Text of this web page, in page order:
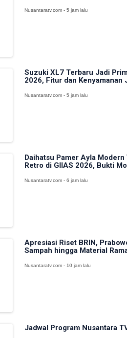
Nusantaratv.com - 5 jam lalu
Suzuki XL7 Terbaru Jadi
2026, Fitur dan Kenyamanan
Nusantaratv.com - 5 jam lalu
Daihatsu Pamer Ayla
Retro di GIIAS 2026, Bukti
Nusantaratv.com - 6 jam lalu
Apresiasi Riset BRIN,
Sampah hingga Material
Nusantaratv.com - 10 jam lalu
Jadwal Program Nusantara